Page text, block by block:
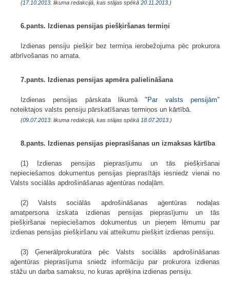
(17.10.2013 . likuma redakcijā, kas stājas spēkā 20.11.2013. )
6.pants. Izdienas pensijas piešķiršanas termiņi
Izdienas pensiju piešķir bez termiņa ierobežojuma pēc prokurora
atbrīvošanas no amata.
7.pants. Izdienas pensijas apmēra palielināšana
Izdienas pensijas pārskata likumā " Par valsts pensijām"
noteiktajos valsts pensiju pārskatīšanas termiņos un kārtībā.
(09.07.2013 . likuma redakcijā, kas stājas spēkā 18.07.2013. )
8.pants. Izdienas pensijas pieprasīšanas un izmaksas kārtība
(1) Izdienas pensijas pieprasījumu un tās piešķiršanai
nepieciešamos dokumentus pensijas pieprasītājs iesniedz vienai no
Valsts sociālās apdrošināšanas aģentūras nodaļām.
(2) Valsts sociālās apdrošināšanas aģentūras nodaļas
amatpersona izskata izdienas pensijas pieprasījumu un tās
piešķiršanai nepieciešamos dokumentus un pieņem lēmumu par
izdienas pensijas piešķiršanu vai atteikumu piešķirt izdienas pensiju.
(3) Ģenerālprokuratūra pēc Valsts sociālās apdrošināšanas
aģentūras pieprasījuma sniedz informāciju par prokurora izdienas
stāžu un darba samaksu, no kuras aprēķina izdienas pensiju.